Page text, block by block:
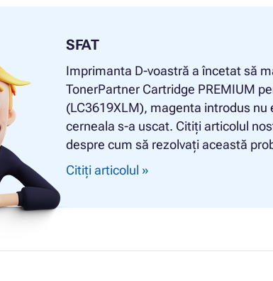
SFAT
Imprimanta D-voastră a încetat să
TonerPartner Cartridge PREMIUM
(LC3619XLM), magenta introdus nu
cerneala s-a uscat. Citiți articolul
despre cum să rezolvați această
Citiți articolul »